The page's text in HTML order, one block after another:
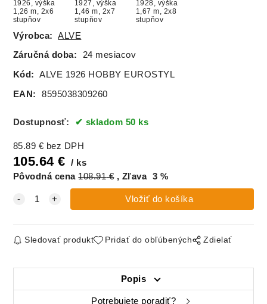
1926, výška
1,26 m, 2x6
stupňov
1927, výška
1,46 m, 2x7
stupňov
1928, výška
1,67 m, 2x8
stupňov
Výrobca: ALVE
Záručná doba: 24 mesiacov
Kód: ALVE 1926 HOBBY EUROSTYL
EAN: 8595038309260
Dostupnosť: skladom 50 ks
85.89 € bez DPH
105.64€
ks
Pôvodná cena 108.91€ Zľava 3 %
Sledovať produkt Pridať do obľúbených Zdielať
Popis
Potrebujete poradiť?